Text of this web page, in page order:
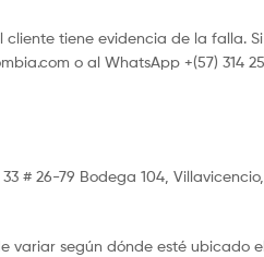
tiene evidencia de la falla.
o al WhatsApp +(57) 314
# 26-79 Bodega 104,
variar según dónde esté ubicado